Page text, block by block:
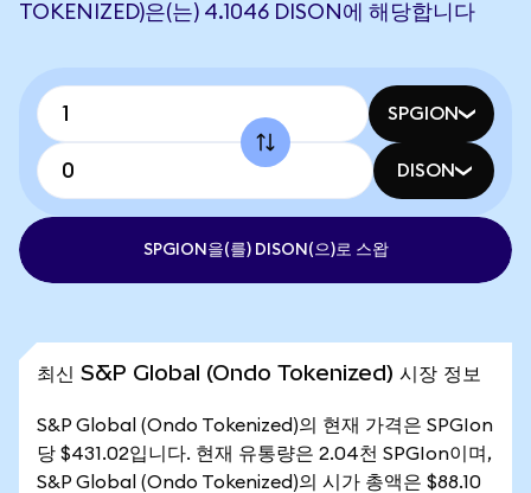
TOKENIZED)은(는) 4.1046 DISON에 해당합니다
SPGION
DISON
SPGION을(를) DISON(으)로 스왑
최신 S&P Global (Ondo Tokenized) 시장 정보
S&P Global (Ondo Tokenized)의 현재 가격은 SPGIon
당 $431.02입니다. 현재 유통량은 2.04천 SPGIon이며,
S&P Global (Ondo Tokenized)의 시가 총액은 $88.10